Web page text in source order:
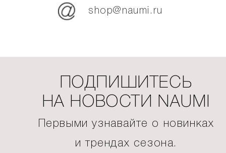
shop@naumi.ru
ПОДПИШИТЕСЬ
НА НОВОСТИ NAUMI
Первыми узнавайте о новинках
и трендах сезона.